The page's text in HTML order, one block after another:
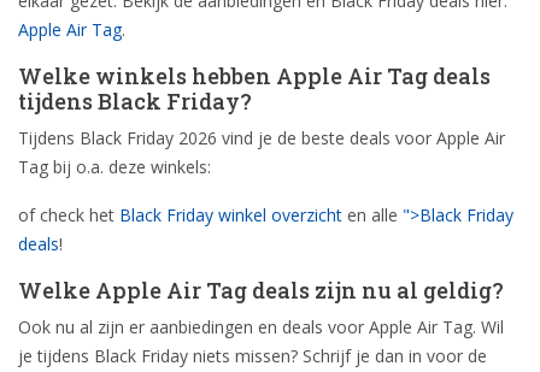
Apple Air Tag.
Welke winkels hebben Apple Air Tag deals
tijdens Black Friday?
Tijdens Black Friday 2026 vind je de beste deals voor Apple Air
Tag bij o.a. deze winkels:
of check het Black Friday winkel overzicht en alle ">Black Friday
deals!
Welke Apple Air Tag deals zijn nu al geldig?
Ook nu al zijn er aanbiedingen en deals voor Apple Air Tag. Wil
je tijdens Black Friday niets missen? Schrijf je dan in voor de